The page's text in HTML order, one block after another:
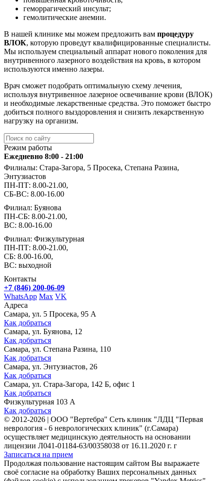
геморрагический инсульт;
гемолитические анемии.
В нашей клинике мы можем предложить вам процедуру
ВЛОК, которую проведут квалифицированные специалисты.
Мы используем специальный аппарат нового поколения для
внутривенного лазерного воздействия на кровь, в котором
используются именно лазеры.
Врач сможет подобрать оптимальную схему лечения,
используя внутривенное лазерное освечивание крови (ВЛОК)
и необходимые лекарственные средства. Это поможет быстро
добиться полного выздоровления и снизить лекарственную
нагрузку на организм.
Режим работы
Ежедневно 8:00 - 21:00
Филиалы: Стара-Загора, 5 Просека, Степана Разина,
Энтузиастов
ПН-ПТ: 8.00-21.00,
СБ-ВС: 8.00-16.00
Филиал: Буянова
ПН-СБ: 8.00-21.00,
ВС: 8.00-16.00
Филиал: Физкультурная
ПН-ПТ: 8.00-21.00,
СБ: 8.00-16.00,
ВС: выходной
Контакты
+7 (846) 200-06-09
WhatsApp Max VK
Адреса
Самара, ул. 5 Просека, 95 А
Как добраться
Самара, ул. Буянова, 12
Как добраться
Самара, ул. Степана Разина, 110
Как добраться
Самара, ул. Энтузиастов, 26
Как добраться
Самара, ул. Стара-Загора, 142 Б, офис 1
Как добраться
Физкультурная 103 А
Как добраться
© 2012-2026 | ООО "Вертебра" Сеть клиник "ЛДЦ "Первая
неврология - 6 неврологических клиник" (г.Самара)
осуществляет медицинскую деятельность на основании
лицензии Л041-01184-63/00358038 от 16.11.2020 г. г
Записаться на прием
Продолжая пользование настоящим сайтом Вы выражаете
своё согласие на обработку Ваших персональных данных